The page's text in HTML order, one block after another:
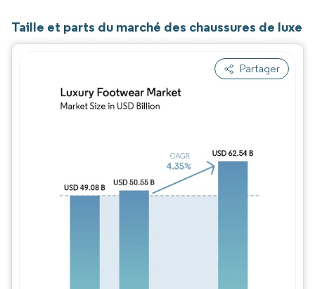
Taille et parts du marché des chaussures de luxe
Partager